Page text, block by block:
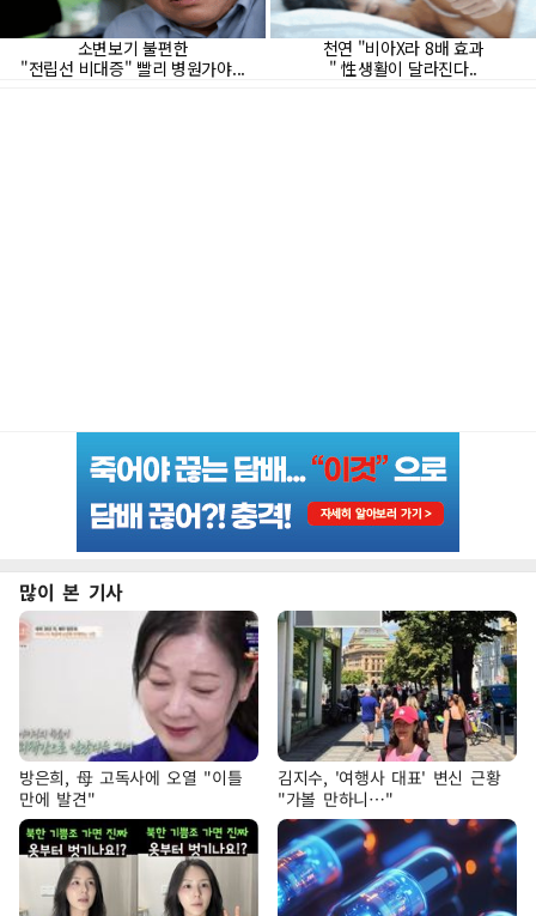
많이 본 기사
방은희, 母 고독사에 오열 "이틀
만에 발견"
김지수, '여행사 대표' 변신 근황
"가볼 만하니…"